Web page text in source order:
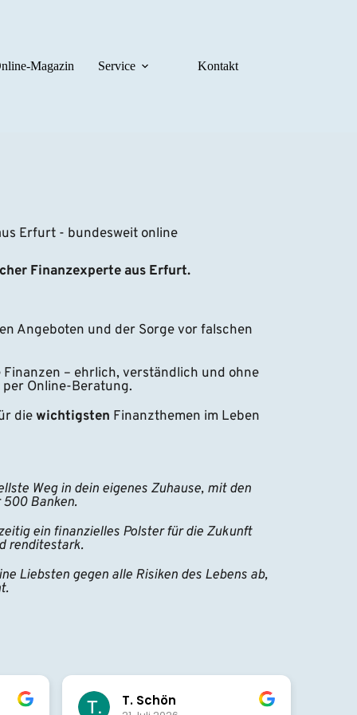
Magazin Service Kontakt
Erfurt - bundesweit online
Finanzexperte aus Erfurt.
Angeboten und der Sorge vor falschen
Finanzen – ehrlich, verständlich und ohne
Online-Beratung.
die wichtigsten Finanzthemen im Leben
Weg in dein eigenes Zuhause, mit den
Banken.
ein finanzielles Polster für die Zukunft
renditestark.
Liebsten gegen alle Risiken des Lebens ab,
T. Schön